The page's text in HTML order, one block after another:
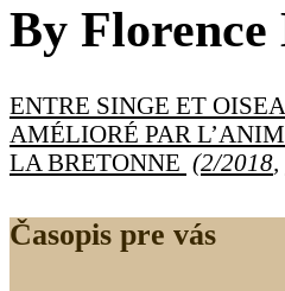
By Florence
ENTRE SINGE ET
AMÉLIORÉ PAR
LA BRETONNE (2/2018
Časopis pre vás